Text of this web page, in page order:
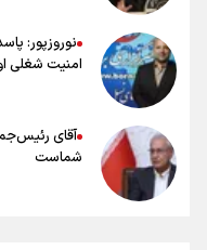
نوروزپور:
امنیت شغلی
آقای
شماست